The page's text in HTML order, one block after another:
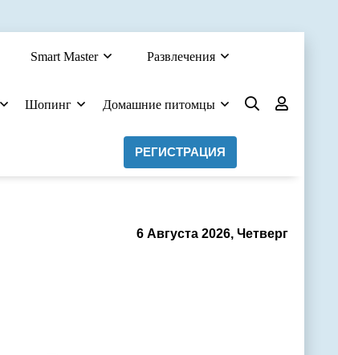
Smart Master Развлечения
Шопинг Домашние питомцы
РЕГИСТРАЦИЯ
6 Августа 2026, Четверг